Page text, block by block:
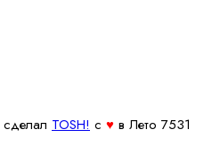
cделал TOSH! c ♥ в Лето 7531